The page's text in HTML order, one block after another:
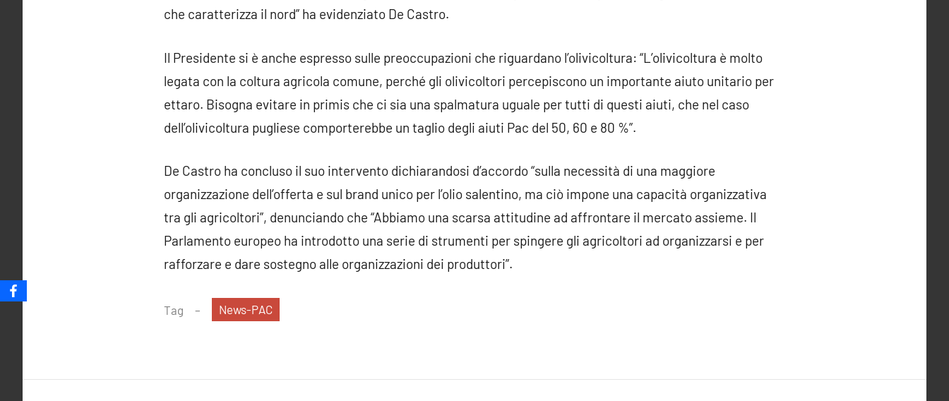
che caratterizza il nord” ha evidenziato De Castro.
Il Presidente si è anche espresso sulle preoccupazioni che riguardano l’olivicoltura: “L’olivicoltura è molto
legata con la coltura agricola comune, perché gli olivicoltori percepiscono un importante aiuto unitario per
ettaro. Bisogna evitare in primis che ci sia una spalmatura uguale per tutti di questi aiuti, che nel caso
dell’olivicoltura pugliese comporterebbe un taglio degli aiuti Pac del 50, 60 e 80 %”.
De Castro ha concluso il suo intervento dichiarandosi d’accordo “sulla necessità di una maggiore
organizzazione dell’offerta e sul brand unico per l’olio salentino, ma ciò impone una capacità organizzativa
tra gli agricoltori”, denunciando che “Abbiamo una scarsa attitudine ad affrontare il mercato assieme. Il
Parlamento europeo ha introdotto una serie di strumenti per spingere gli agricoltori ad organizzarsi e per
rafforzare e dare sostegno alle organizzazioni dei produttori”.
Tag News-PAC